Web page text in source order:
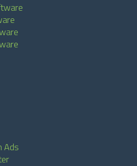
Ads